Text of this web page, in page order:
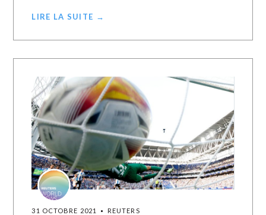
LIRE LA SUITE →
31 OCTOBRE 2021 REUTERS